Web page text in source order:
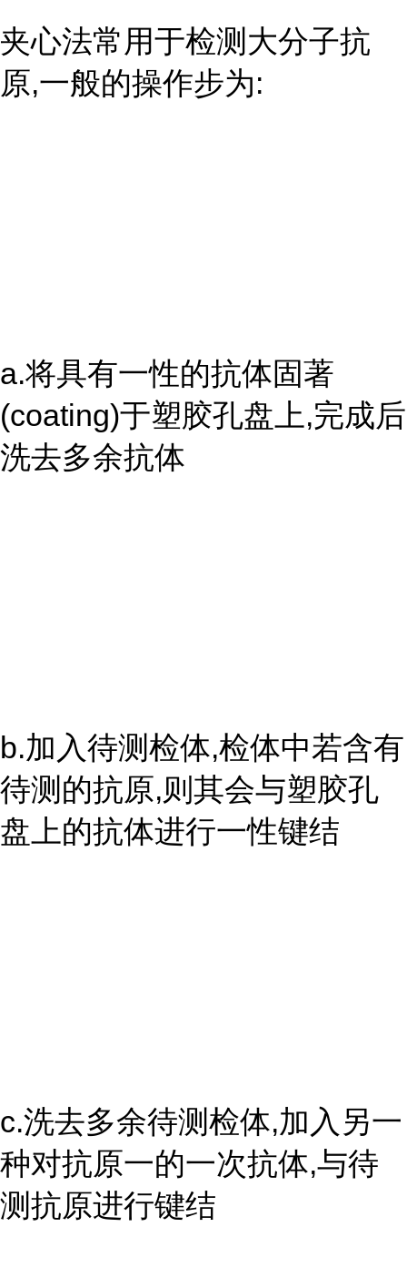
夹心法常用于检测大分子抗
原,一般的操作步为:
a.将具有一性的抗体固著
(coating)于塑胶孔盘上,完成后
洗去多余抗体
b.加入待测检体,检体中若含有
待测的抗原,则其会与塑胶孔
盘上的抗体进行一性键结
c.洗去多余待测检体,加入另一
种对抗原一的一次抗体,与待
测抗原进行键结